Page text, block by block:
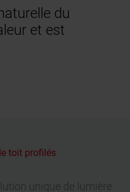
du
et est
toit profilés
unique de lumière